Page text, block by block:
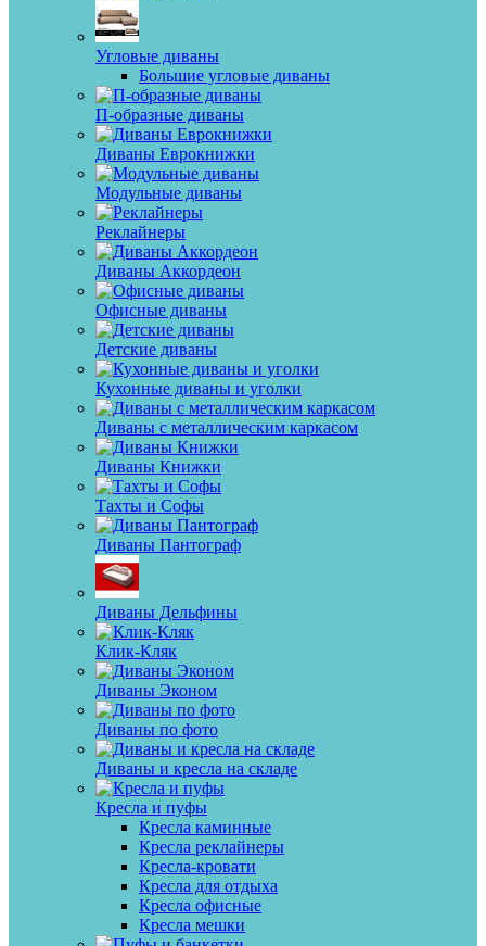
Угловые диваны
Большие угловые диваны
П-образные диваны
Диваны Еврокнижки
Модульные диваны
Реклайнеры
Диваны Аккордеон
Офисные диваны
Детские диваны
Кухонные диваны и уголки
Диваны с металлическим каркасом
Диваны Книжки
Тахты и Софы
Диваны Пантограф
Диваны Дельфины
Клик-Кляк
Диваны Эконом
Диваны по фото
Диваны и кресла на складе
Кресла и пуфы
Кресла каминные
Кресла реклайнеры
Кресла-кровати
Кресла для отдыха
Кресла офисные
Кресла мешки